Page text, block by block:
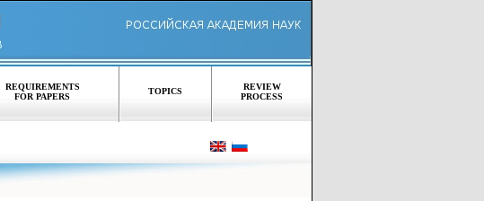
REQUIREMENTS
FOR PAPERS
TOPICS
REVIEW
PROCESS